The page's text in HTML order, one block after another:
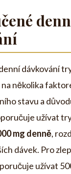
dávkování
na několika
stavu a
užívat
mg denně,
dávek. Pro
užívat